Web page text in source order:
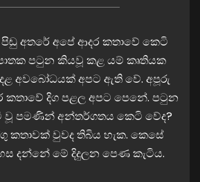
අතරේ අපේ ආදර කතාවේ කෙටි
පටුන කියවූ කළ යම් කෘතියක
අවබෝධයක් අපට ඇති වේ. අපූරු
කතාවේ දිග පළල අපට පෙනේ. පටුන
පමණින් අන්තර්ගතය කෙටි වේද?
කතාවක් වුවද තිබිය හැක. කෙසේ
දන්නේ මේ දිදුලන පෙණ කැටිය.